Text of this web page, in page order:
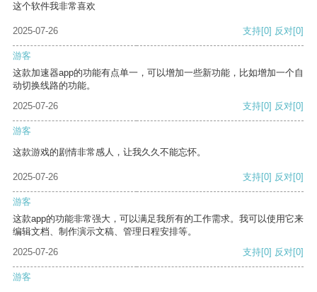
这个软件我非常喜欢
2025-07-26 支持[0] 反对[0]
游客
这款加速器app的功能有点单一，可以增加一些新功能，比如增加一个自
动切换线路的功能。
2025-07-26
支持[0] 反对[0]
游客
这款游戏的剧情非常感人，让我久久不能忘怀。
2025-07-26 支持[0] 反对[0]
游客
这款app的功能非常强大，可以满足我所有的工作需求。我可以使用它来
编辑文档、制作演示文稿、管理日程安排等。
2025-07-26
支持[0] 反对[0]
游客